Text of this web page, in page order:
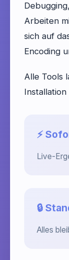
Arbeiten
sich auf
Encoding
Alle Tools
⚡
Live-
🔒
Alles